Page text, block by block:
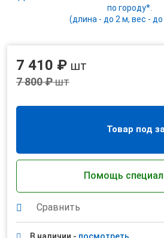
по городу*.
(длина - до 2 м, вес -
7 410 ₽ шт
7 800 ₽шт
Товар под
Помощь
Сравнить